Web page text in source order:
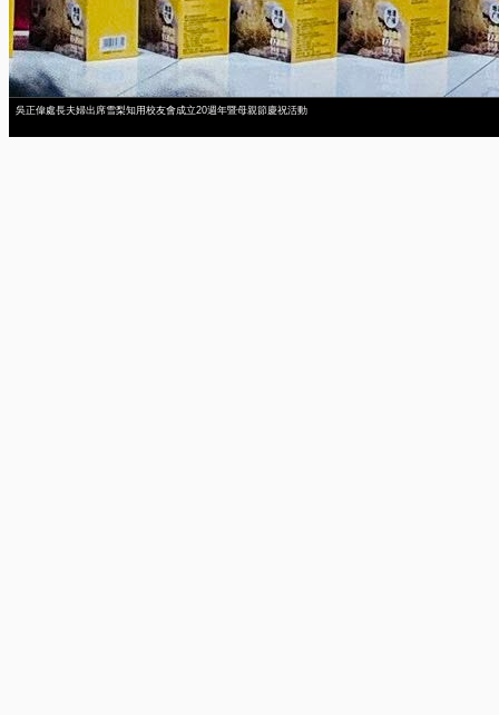
吳正偉處長夫婦出席雪梨知用校友會成立20週年暨母親節慶祝活動